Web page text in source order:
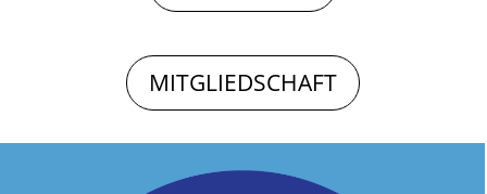
MITGLIEDSCHAFT